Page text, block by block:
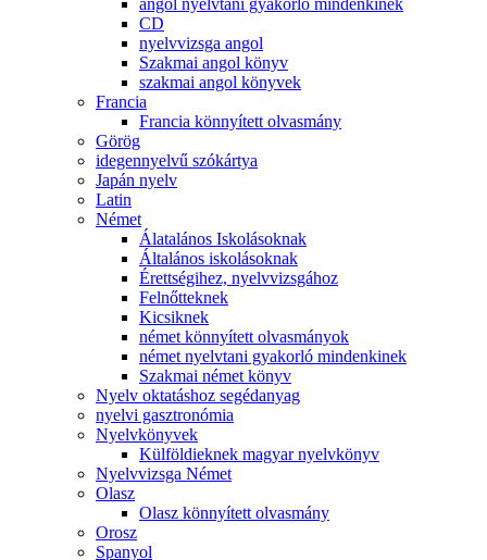
angol nyelvtani gyakorló mindenkinek
CD
nyelvvizsga angol
Szakmai angol könyv
szakmai angol könyvek
Francia
Francia könnyített olvasmány
Görög
idegennyelvű szókártya
Japán nyelv
Latin
Német
Álatalános Iskolásoknak
Általános iskolásoknak
Érettségihez, nyelvvizsgához
Felnőtteknek
Kicsiknek
német könnyített olvasmányok
német nyelvtani gyakorló mindenkinek
Szakmai német könyv
Nyelv oktatáshoz segédanyag
nyelvi gasztronómia
Nyelvkönyvek
Külföldieknek magyar nyelvkönyv
Nyelvvizsga Német
Olasz
Olasz könnyített olvasmány
Orosz
Spanyol